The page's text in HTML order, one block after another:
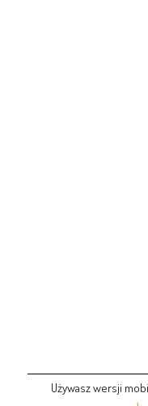
Używasz wersji